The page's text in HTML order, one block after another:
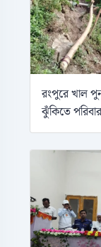
রংপুরে খাল
ঝুঁকিতে